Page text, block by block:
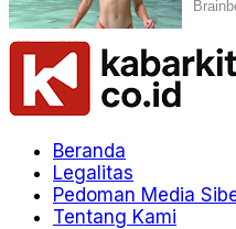
Beranda
Legalitas
Pedoman Media
Tentang Kami